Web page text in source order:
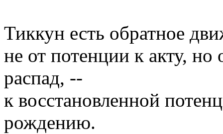
Тиккун есть обратное
не от потенции к акту, но
распад, --
к восстановленной
рождению.